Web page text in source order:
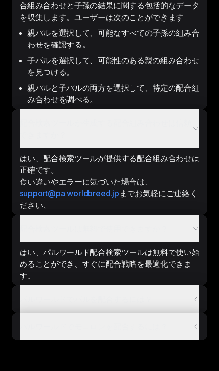
合組み合わせと子孫の結果に関する包括的なデータ
を収集します。ユーザーは次のことができます
親パルを選択して、可能なすべての子孫の組み合
わせを確認する。
子パルを選択して、可能性のある親の組み合わせ
を見つける。
親パルと子パルの両方を選択して、特定の配合組
み合わせを調べる。
はい、配合検索ツールが提供する配合組み合わせは
正確です。
食い違いやエラーに気づいた場合は、
support@palworldbreed.jp までお気軽にご連絡く
ださい。
はい、パルワールド配合検索ツールは無料で使い始
めることができ、すぐに配合戦略を最適化できま
す。